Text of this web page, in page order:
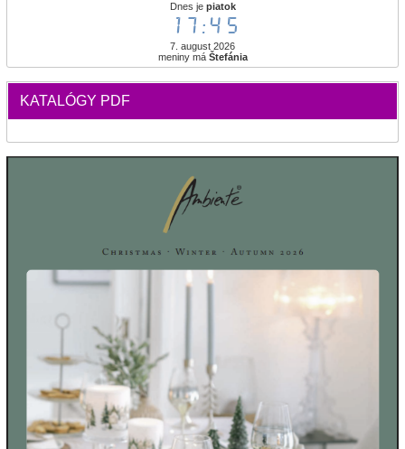
Dnes je piatok
17:45
7. august 2026
meniny má Štefánia
KATALÓGY PDF